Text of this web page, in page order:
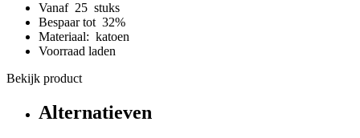
Vanaf 25 stuks
Bespaar tot 32%
Materiaal: katoen
Voorraad laden
Bekijk product
Alternatieven